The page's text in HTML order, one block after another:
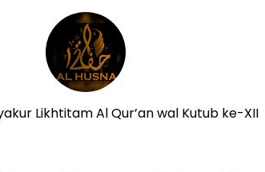
Likhtitam Al Qur’an wal Kutub ke-XII